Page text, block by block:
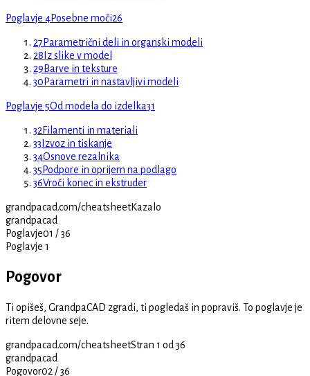
Poglavje 4Posebne moči26
27 Parametrični deli in organski modeli
28 Iz slike v model
29 Barve in teksture
30 Parametri in nastavljivi modeli
Poglavje 5Od modela do izdelka31
32 Filamenti in materiali
33 Izvoz in tiskanje
34Osnove rezalnika
35 Podpore in oprijem na podlago
36Vroči konec in ekstruder
grandpacad.com/cheatsheetKazalo
grandpacad
Poglavje01 /36
Poglavje 1
Pogovor
Ti opišeš, GrandpaCAD zgradi, ti pogledaš in popraviš. To poglavje je
ritem delovne seje.
grandpacad.com/cheatsheetStran 1 od 36
grandpacad
Pogovor02 /36